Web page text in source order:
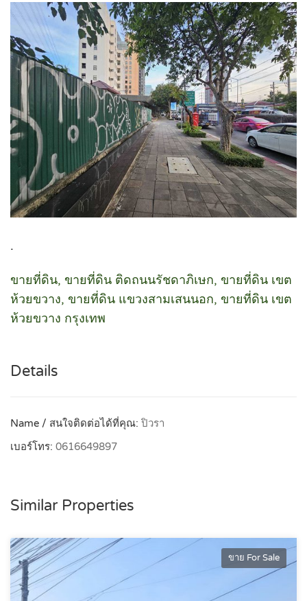
.
ขายที่ดิน, ขายที่ดิน ติดถนนรัชดาภิเษก, ขายที่ดิน เขต
ห้วยขวาง, ขายที่ดิน แขวงสามเสนนอก, ขายที่ดิน เขต
ห้วยขวาง กรุงเทพ
Details
Name / สนใจติดต่อได้ที่คุณ: ปิวรา
เบอร์โทร: 0616649897
Similar Properties
ขาย For Sale